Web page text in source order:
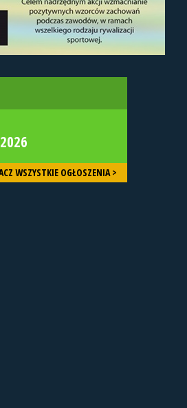
WSZYSTKIE OGŁOSZENIA >